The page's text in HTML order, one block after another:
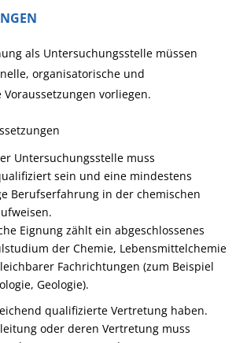
als Untersuchungsstelle müssen
organisatorische und
vorliegen.
Untersuchungsstelle muss
sein und eine mindestens
Berufserfahrung in der chemischen
Eignung zählt ein abgeschlossenes
der Chemie, Lebensmittelchemie
Fachrichtungen (zum Beispiel
Geologie).
qualifizierte Vertretung haben.
oder deren Vertretung muss